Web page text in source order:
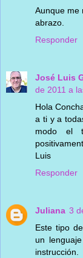
Aunque me
abrazo.
Responder
José Luis
de 2011 a
Hola
a ti y a
modo el
Luis
Responder
Juliana 3
Este tipo
un